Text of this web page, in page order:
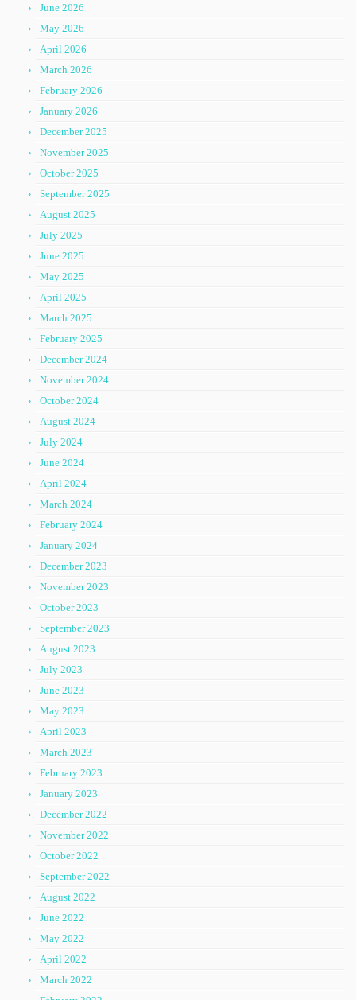
June 2026
May 2026
April 2026
March 2026
February 2026
January 2026
December 2025
November 2025
October 2025
September 2025
August 2025
July 2025
June 2025
May 2025
April 2025
March 2025
February 2025
December 2024
November 2024
October 2024
August 2024
July 2024
June 2024
April 2024
March 2024
February 2024
January 2024
December 2023
November 2023
October 2023
September 2023
August 2023
July 2023
June 2023
May 2023
April 2023
March 2023
February 2023
January 2023
December 2022
November 2022
October 2022
September 2022
August 2022
June 2022
May 2022
April 2022
March 2022